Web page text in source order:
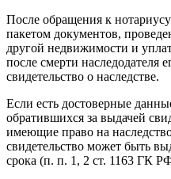
После обращения к
пакетом документов,
другой недвижимости и
после смерти наследодателя
свидетельство о наследстве.
Если есть достоверные
обратившихся за выдачей
имеющие право на
свидетельство может быть
срока (п. п. 1, 2 ст. 1163 ГК